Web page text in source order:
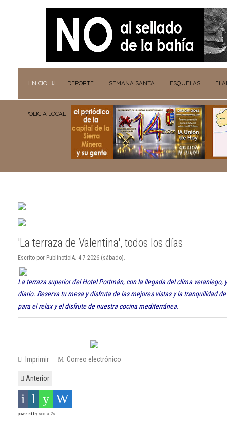
INICIO DEPORTE SEMANA SANTA ESQUELAS
POLICIA LOCAL TV
'La terraza de Valentina', todos los días
Escrito por PublinoticiA. 4-7-2026 (sábado).
La terraza superior del Hotel Portmán, con la llegada del clima veraniego,
diario. Reserva tu mesa y disfruta de las mejores vistas y la tranquilidad
para el relax y el disfrute de nuestra cocina mediterránea.
Imprimir Correo electrónico
Anterior
powered by social2s